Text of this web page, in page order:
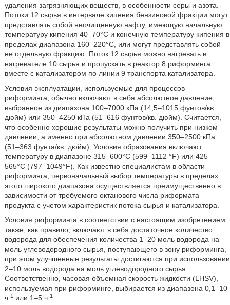
удаления загрязняющих веществ, в особенности серы и азота.
Потоки 12 сырья в интервале кипения бензиновой фракции могут
представлять собой неочищенную нафту, имеющую начальную
температуру кипения 40–70°C и конечную температуру кипения в
пределах диапазона 160–220°C, или могут представлять собой
ее отдельную фракцию. Поток 12 сырья можно нагревать в
нагревателе 10 сырья и пропускать в реактор 8 риформинга
вместе с катализатором по линии 9 транспорта катализатора.
Условия эксплуатации, используемые для процессов
риформинга, обычно включают в себя абсолютное давление,
выбранное из диапазона 100–7000 кПа (14,5–1015 фунтов/кв.
дюйм) или 350–4250 кПа (51–616 фунтов/кв. дюйм). Считается,
что особенно хорошие результаты можно получить при низком
давлении, а именно при абсолютном давлении 350–2500 кПа
(51–363 фунта/кв. дюйм). Условия образования включают
температуру в диапазоне 315–600°C (599–1112 °F) или 425–
565°C (797–1049°F). Как известно специалистам в области
риформинга, первоначальный выбор температуры в пределах
этого широкого диапазона осуществляется преимущественно в
зависимости от требуемого октанового числа риформата
продукта с учетом характеристик потока сырья и катализатора.
Условия риформинга в соответствии с настоящим изобретением
также, как правило, включают в себя достаточное количество
водорода для обеспечения количества 1–20 моль водорода на
моль углеводородного сырья, поступающего в зону риформинга,
при этом улучшенные результаты достигаются при использовании
2–10 моль водорода на моль углеводородного сырья.
Соответственно, часовая объемная скорость жидкости (LHSV),
используемая при риформинге, выбирается из диапазона 0,1–10
ч-1или 1–5 ч-1.